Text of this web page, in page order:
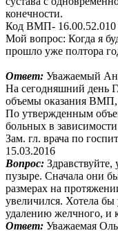
конечности.
Код ВМП- 16.00.52.010
Мой вопрос: Когда я
прошло уже полтора
Ответ: Уважаемый
На сегодняшний
объемы оказания ВМП,
По утвержденным
больных в
Зам. гл. врача по
15.03.2016
Вопрос:
пузыре. Сначала они
размерах на
увеличился. Хотела бы
удалению желчного, и
Ответ: Уважаемая